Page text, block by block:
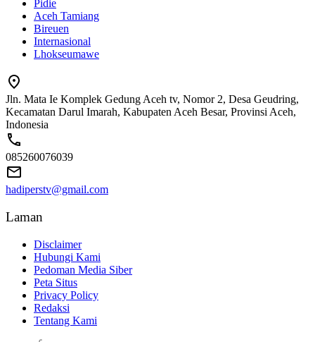
Pidie
Aceh Tamiang
Bireuen
Internasional
Lhokseumawe
Jln. Mata Ie Komplek Gedung Aceh tv, Nomor 2, Desa Geudring,
Kecamatan Darul Imarah, Kabupaten Aceh Besar, Provinsi Aceh,
Indonesia
085260076039
hadiperstv@gmail.com
Laman
Disclaimer
Hubungi Kami
Pedoman Media Siber
Peta Situs
Privacy Policy
Redaksi
Tentang Kami